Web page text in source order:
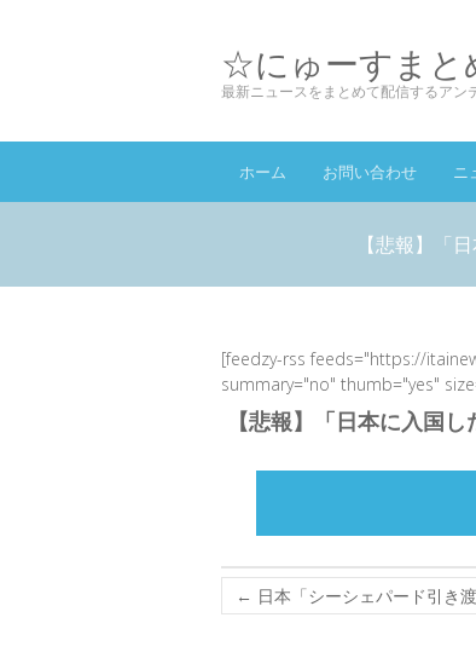
☆にゅーすま
最新ニュースをまとめて配信するアン
ホーム お問い合わせ ニ
【悲報】「
[feedzy-rss feeds="https://
summary="no" thumb="yes"
【悲報】「日本に入国
← 日本「シーシェパード引き